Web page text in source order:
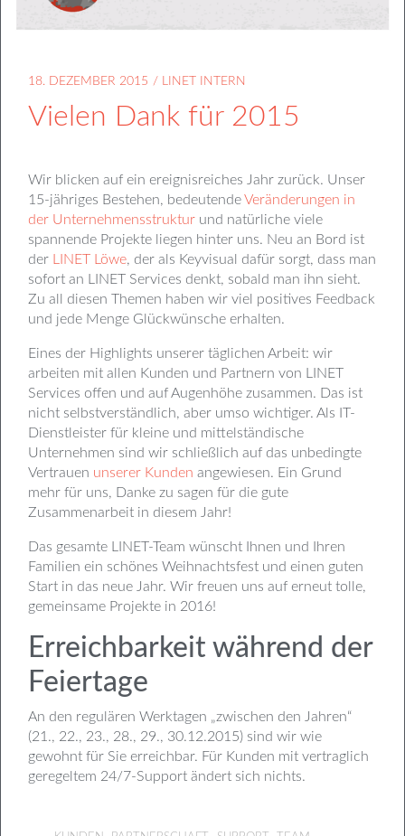
18. DEZEMBER 2015 / LINET INTERN
Vielen Dank für 2015
Wir blicken auf ein ereignisreiches Jahr zurück. Unser
15-jähriges Bestehen, bedeutendeVeränderungen in
der Unternehmensstruktur und natürliche viele
spannende Projekte liegen hinter uns. Neu an Bord ist
der
LINET Löwe, der als Keyvisual dafür sorgt, dass man
sofort an LINET Services denkt, sobald man ihn sieht.
Zu all diesen Themen haben wir viel positives Feedback
und jede Menge Glückwünsche erhalten.
Eines der Highlights unserer täglichen Arbeit: wir
arbeiten mit allen Kunden und Partnern von LINET
Services offen und auf Augenhöhe zusammen. Das ist
nicht selbstverständlich, aber umso wichtiger. Als IT-
Dienstleister für kleine und mittelständische
Unternehmen sind wir schließlich auf das unbedingte
Vertrauen unserer Kunden angewiesen. Ein Grund
mehr für uns, Danke zu sagen für die gute
Zusammenarbeit in diesem Jahr!
Das gesamte LINET-Team wünscht Ihnen und Ihren
Familien ein schönes Weihnachtsfest und einen guten
Start in das neue Jahr. Wir freuen uns auf erneut tolle,
gemeinsame Projekte in 2016!
Erreichbarkeit während der
Feiertage
An den regulären Werktagen „zwischen den Jahren“
(21., 22., 23., 28., 29., 30.12.2015) sind wir wie
gewohnt für Sie erreichbar. Für Kunden mit vertraglich
geregeltem 24/7-Support ändert sich nichts.